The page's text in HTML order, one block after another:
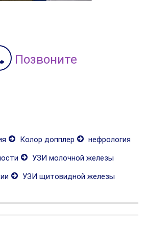
Позвоните
Колор допплер
нефрология
УЗИ молочной железы
УЗИ щитовидной железы